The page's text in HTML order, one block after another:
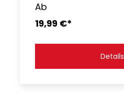
Ab
19,99 €*
Details